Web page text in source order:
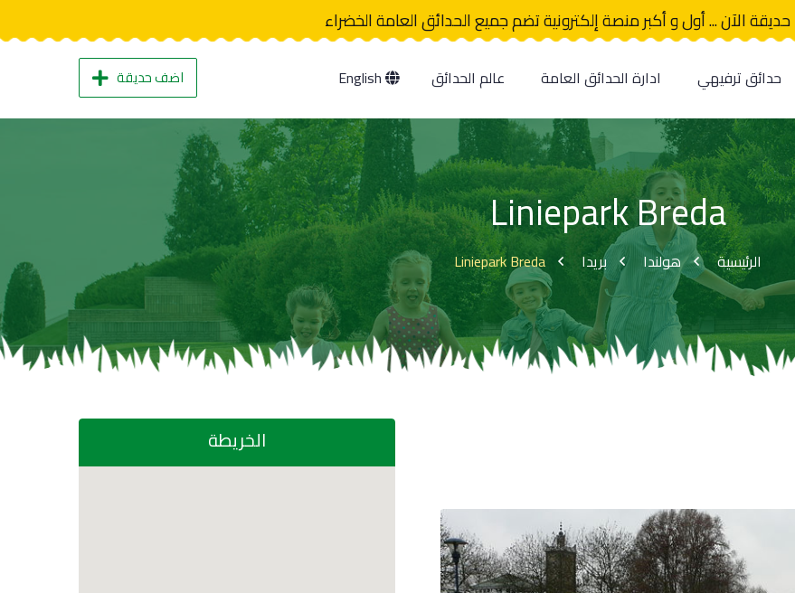
حديقة الآن ... أول و أكبر منصة إلكترونية تضم جميع الحدائق العامة الخضراء
حدائق ترفيهي ادارة الحدائق العامة عالم الحدائق اضف حديقة
Liniepark Breda
الرئيسية هولندا بريدا Liniepark Breda
الخريطة